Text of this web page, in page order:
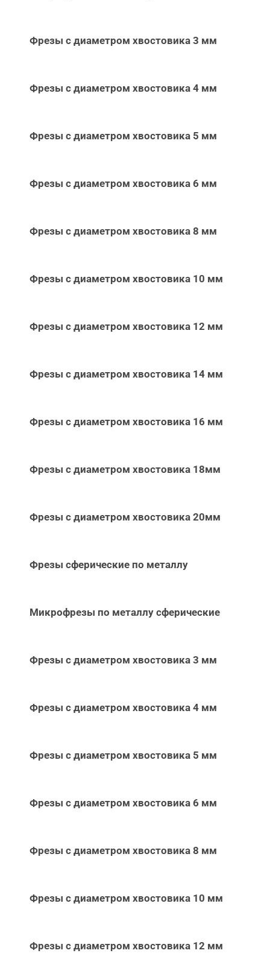
Фрезы с диаметром хвостовика 3 мм
Фрезы с диаметром хвостовика 4 мм
Фрезы с диаметром хвостовика 5 мм
Фрезы с диаметром хвостовика 6 мм
Фрезы с диаметром хвостовика 8 мм
Фрезы с диаметром хвостовика 10 мм
Фрезы с диаметром хвостовика 12 мм
Фрезы с диаметром хвостовика 14 мм
Фрезы с диаметром хвостовика 16 мм
Фрезы с диаметром хвостовика 18мм
Фрезы с диаметром хвостовика 20мм
Фрезы сферические по металлу
Микрофрезы по металлу сферические
Фрезы с диаметром хвостовика 3 мм
Фрезы с диаметром хвостовика 4 мм
Фрезы с диаметром хвостовика 5 мм
Фрезы с диаметром хвостовика 6 мм
Фрезы с диаметром хвостовика 8 мм
Фрезы с диаметром хвостовика 10 мм
Фрезы с диаметром хвостовика 12 мм